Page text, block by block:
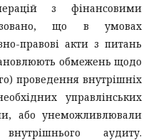
з фінансовими
що в умовах
правові акти з питань
обмежень щодо
проведення внутрішніх
управлінських
або унеможливлювали
аудиту.